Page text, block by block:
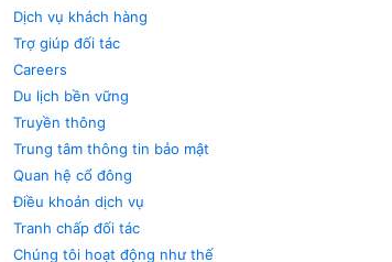
Dịch vụ khách hàng
Trợ giúp đối tác
Careers
Du lịch bền vững
Truyền thông
Trung tâm thông tin bảo mật
Quan hệ cổ đông
Điều khoản dịch vụ
Tranh chấp đối tác
Chúng tôi hoạt động như thế